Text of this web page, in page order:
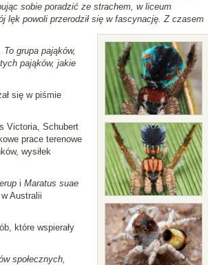
sobie poradzić ze strachem, w liceum
lęk powoli przerodził się w fascynację. Z czasem
grupa pająków,
pająków, jakie
się w piśmie
Victoria, Schubert
prace terenowe
wysiłek
i Maratus suae
Australii
które wspierały
społecznych,